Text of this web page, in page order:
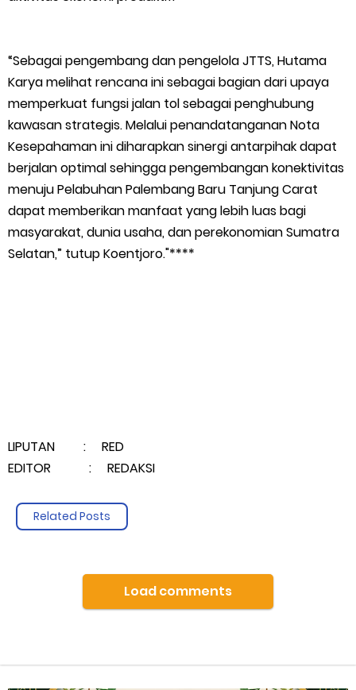
“Sebagai pengembang dan pengelola JTTS, Hutama
Karya melihat rencana ini sebagai bagian dari upaya
memperkuat fungsi jalan tol sebagai penghubung
kawasan strategis. Melalui penandatanganan Nota
Kesepahaman ini diharapkan sinergi antarpihak dapat
berjalan optimal sehingga pengembangan konektivitas
menuju Pelabuhan Palembang Baru Tanjung Carat
dapat memberikan manfaat yang lebih luas bagi
masyarakat, dunia usaha, dan perekonomian Sumatra
Selatan,” tutup Koentjoro."****
LIPUTAN : RED
EDITOR : REDAKSI
Related Posts
Load comments